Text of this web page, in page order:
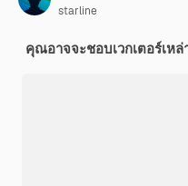
starline
คุณอาจจะชอบเวกเตอร์เห